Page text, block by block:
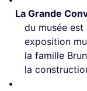
La Grande
du musée est
exposition
la famille
la